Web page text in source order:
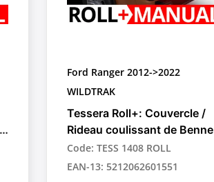
Ford Ranger 2012->2022
WILDTRAK
Tessera Roll+: Couvercle /
Rideau coulissant de Benne
Rétractable Manuel pour
Pick-up
Code: TESS 1408 ROLL
EAN-13: 5212062601551